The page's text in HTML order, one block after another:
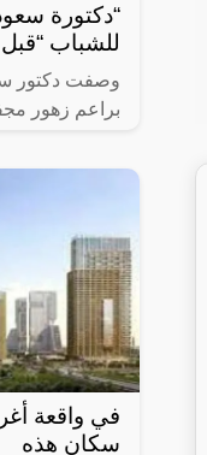
“دكتورة
للشباب “قبل
وصفت دكتور
“yrtaceae”، وهو نبات دائم الخضرة ينمو في
في واقعة
سكان هذه